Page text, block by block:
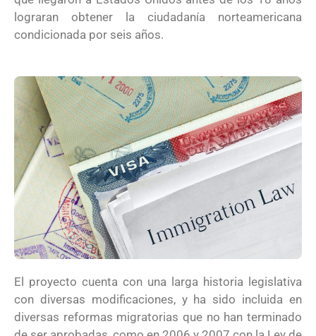
lograran obtener la ciudadanía norteamericana
condicionada por seis años.
El proyecto cuenta con una larga historia legislativa
con diversas modificaciones, y ha sido incluida en
diversas reformas migratorias que no han terminado